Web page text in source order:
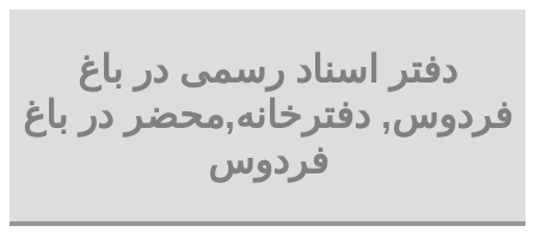
دفتر اسناد رسمی در باغ
فردوس, دفترخانه,محضر در باغ
فردوس